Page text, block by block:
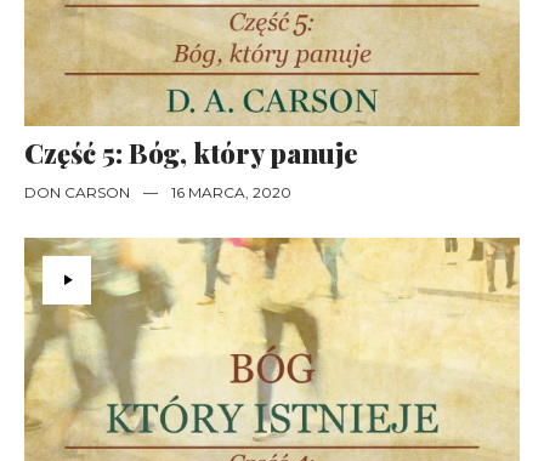
Część 5: Bóg, który panuje
DON CARSON — 16 MARCA, 2020